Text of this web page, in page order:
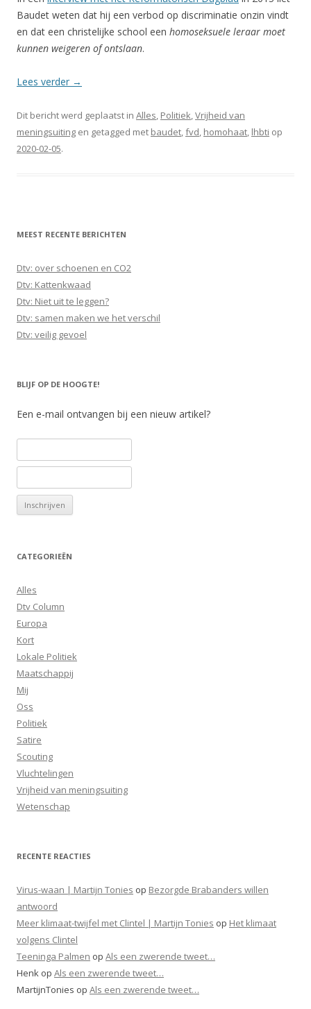
Baudet weten dat hij een verbod op discriminatie onzin vindt
en dat een christelijke school een homoseksuele leraar moet
kunnen weigeren of ontslaan.
Lees verder →
Dit bericht werd geplaatst in Alles, Politiek,Vrijheid van
meningsuiting en getagged met baudet,fvd, homohaat, lhbti op
2020-02-05.
MEEST RECENTE BERICHTEN
Dtv: over schoenen en CO2
Dtv: Kattenkwaad
Dtv: Niet uit te leggen?
Dtv: samen maken we het verschil
Dtv: veilig gevoel
BLIJF OP DE HOOGTE!
Een e-mail ontvangen bij een nieuw artikel?
CATEGORIEËN
Alles
Dtv Column
Europa
Kort
Lokale Politiek
Maatschappij
Mij
Oss
Politiek
Satire
Scouting
Vluchtelingen
Vrijheid van meningsuiting
Wetenschap
RECENTE REACTIES
Virus-waan | Martijn Tonies op Bezorgde Brabanders willen
antwoord
Meer klimaat-twijfel met Clintel | Martijn Tonies op Het klimaat
volgens Clintel
Teeninga Palmen op Als een zwerende tweet…
Henk op Als een zwerende tweet…
MartijnTonies op Als een zwerende tweet…